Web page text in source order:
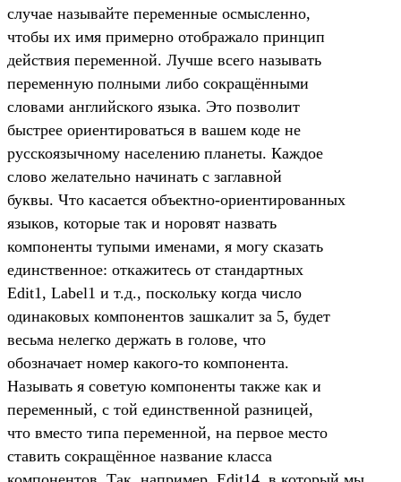
случае называйте переменные осмысленно,
чтобы их имя примерно отображало принцип
действия переменной. Лучше всего называть
переменную полными либо сокращёнными
словами английского языка. Это позволит
быстрее ориентироваться в вашем коде не
русскоязычному населению планеты. Каждое
слово желательно начинать с заглавной
буквы. Что касается объектно-ориентированных
языков, которые так и норовят назвать
компоненты тупыми именами, я могу сказать
единственное: откажитесь от стандартных
Edit1, Label1 и т.д., поскольку когда число
одинаковых компонентов зашкалит за 5, будет
весьма нелегко держать в голове, что
обозначает номер какого-то компонента.
Называть я советую компоненты также как и
переменный, с той единственной разницей,
что вместо типа переменной, на первое место
ставить сокращённое название класса